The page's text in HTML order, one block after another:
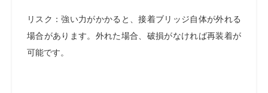
リスク：強い力がかかると、接着ブリッジ自体が外れる
場合があります。外れた場合、破損がなければ再装着が
可能です。